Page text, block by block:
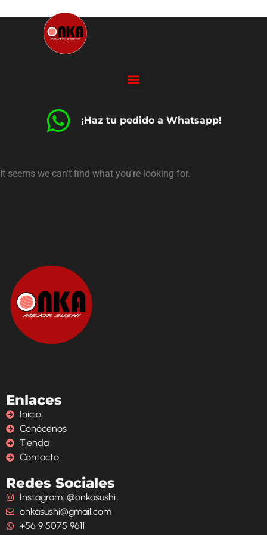
¡Haz tu pedido a Whatsapp!
It seems we can't find what you're looking for.
Enlaces
Inicio
Conócenos
Tienda
Contacto
Redes Sociales
Instagram: @onkasushi
onkasushi@gmail.com
+56 9 5075 9611